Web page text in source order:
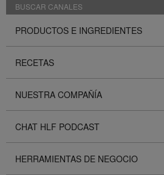
BUSCAR CANALES
PRODUCTOS E INGREDIENTES
RECETAS
NUESTRA COMPAÑÍA
CHAT HLF PODCAST
HERRAMIENTAS DE NEGOCIO